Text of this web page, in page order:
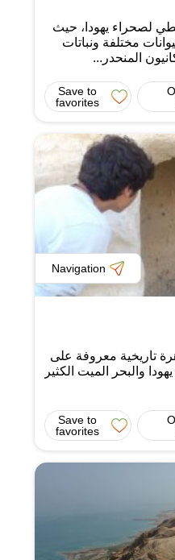
لصحراء يهودا، حيث
مختلفة ونباتات
المنحدر...
Save to
favorites
Navigation
تاريخية معروفة على
والبحر الميت الكثير
Save to
favorites